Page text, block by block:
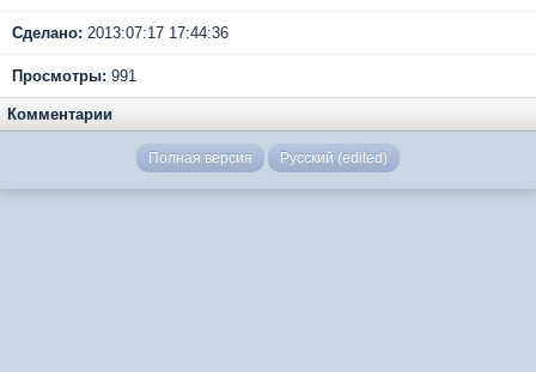
Сделано: 2013:07:17 17:44:36
Просмотры: 991
Комментарии
Полная версия Русский (edited)